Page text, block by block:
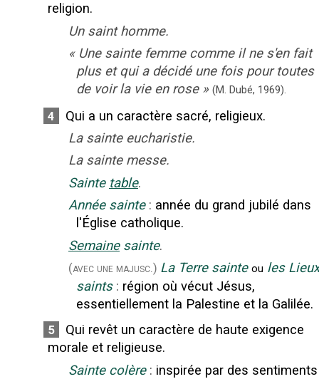
religion.
Un saint homme.
« Une sainte femme comme il ne s'en fait
plus et qui a décidé une fois pour toutes
de voir la vie en rose » (M. Dubé, 1969).
4
Qui a un caractère sacré, religieux.
La sainte eucharistie.
La sainte messe.
Sainte table.
Année sainte : année du grand jubilé dans
l'Église catholique.
Semaine sainte.
(avec une majusc.) La Terre sainte ou les Lieux
saints : région où vécut Jésus,
essentiellement la Palestine et la Galilée.
5
Qui revêt un caractère de haute exigence
morale et religieuse.
Sainte colère : inspirée par des sentiments